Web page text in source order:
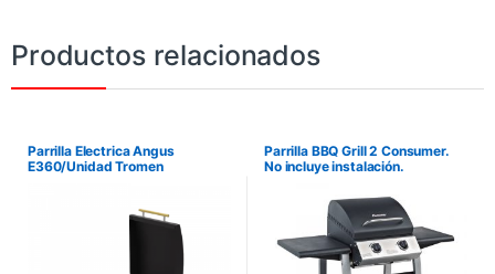
Productos relacionados
Parrilla Electrica Angus
E360/Unidad Tromen
Parrilla BBQ Grill 2 Consumer.
No incluye instalación.